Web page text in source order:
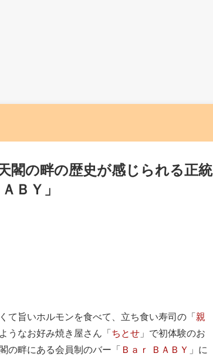
の畔の歴史が感じられる正統
ＢＹ」
て旨いホルモンを食べて、立ち食い寿司の「 親
うなお好み焼き屋さん「 ちとせ 」で初体験のお
の畔にある会員制のバー「 Ｂａｒ ＢＡＢＹ 」に